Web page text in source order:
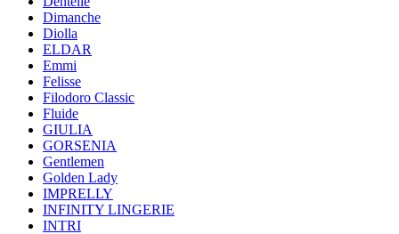
Dimanche
Diolla
ELDAR
Emmi
Felisse
Filodoro Classic
Fluide
GIULIA
GORSENIA
Gentlemen
Golden Lady
IMPRELLY
INFINITY LINGERIE
INTRI